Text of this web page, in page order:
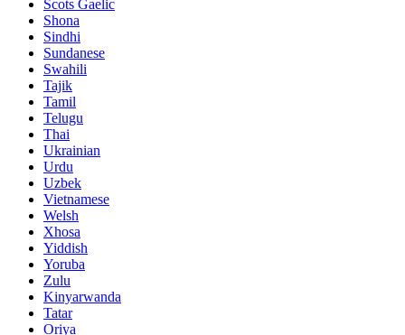
Scots Gaelic
Shona
Sindhi
Sundanese
Swahili
Tajik
Tamil
Telugu
Thai
Ukrainian
Urdu
Uzbek
Vietnamese
Welsh
Xhosa
Yiddish
Yoruba
Zulu
Kinyarwanda
Tatar
Oriya